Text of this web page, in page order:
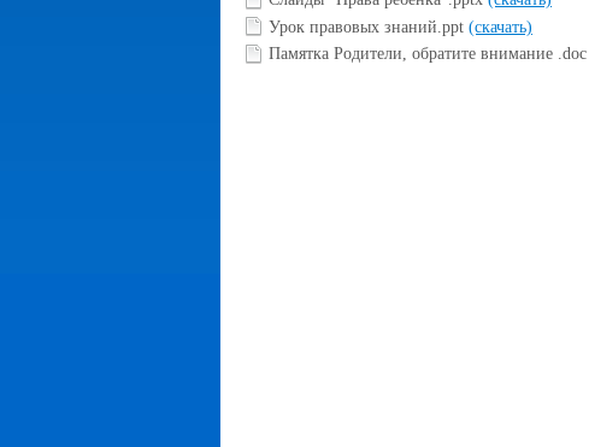
Урок правовых знаний.ppt (скачать)
Памятка Родители, обратите внимание .doc